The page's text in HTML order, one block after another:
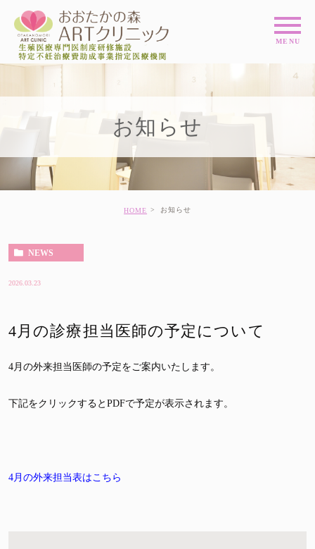
お知らせ
HOME お知らせ
NEWS
2026.03.23
4月の診療担当医師の予定について
4月の外来担当医師の予定をご案内いたします。
下記をクリックするとPDFで予定が表示されます。
4月の外来担当表はこちら